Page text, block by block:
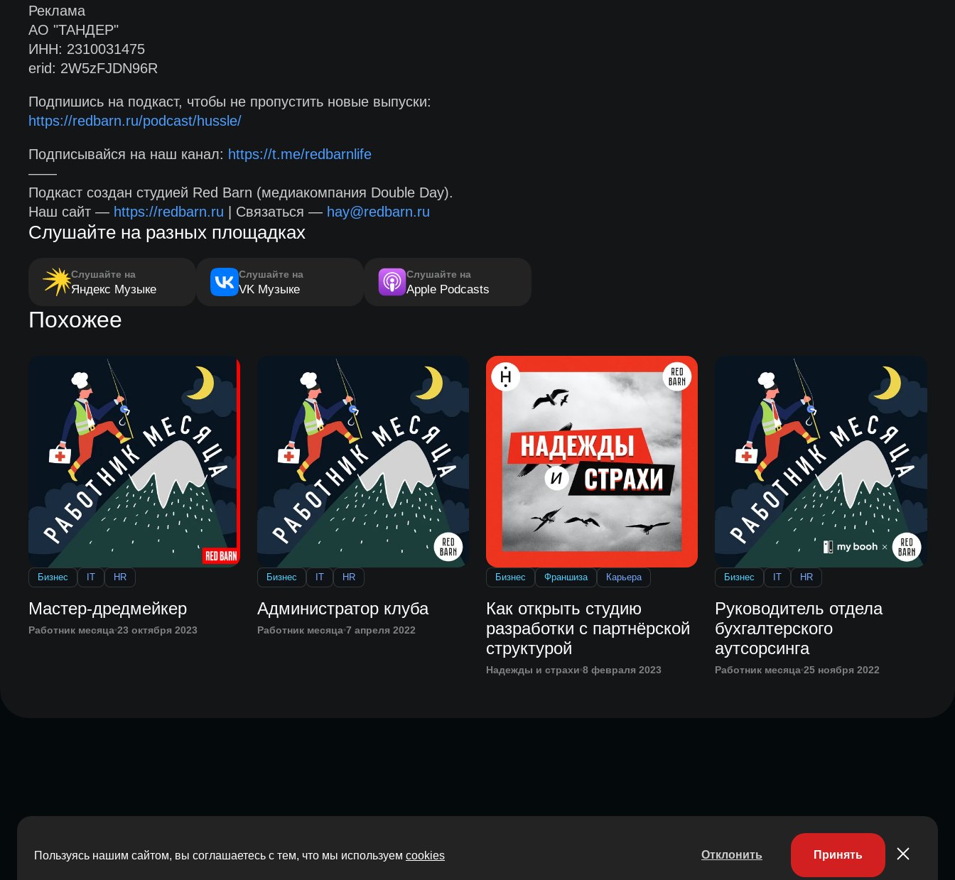
Реклама
АО "ТАНДЕР"
ИНН: 2310031475
erid: 2W5zFJDN96R
Подпишись на подкаст, чтобы не пропустить новые выпуски:
https://redbarn.ru/podcast/hussle/
Подписывайся на наш канал: https://t.me/redbarnlife
——
Подкаст создан студией Red Barn (медиакомпания Double Day).
Наш сайт — https://redbarn.ru | Связаться — hay@redbarn.ru
Слушайте на разных площадках
Слушайте на
Яндекс Музыке
Слушайте на
VK Музыке
Слушайте на
Apple Podcasts
Похожее
Бизнес IT HR
Мастер-дредмейкер
Работник месяца 23 октября 2023
Бизнес IT HR
Администратор клуба
Работник месяца 7 апреля 2022
Бизнес Франшиза Карьера
Как открыть студию
разработки с партнёрской
структурой
Надежды и страхи 8 февраля 2023
Бизнес IT HR
Руководитель отдела
бухгалтерского
аутсорсинга
Работник месяца 25 ноября 2022
Главная
Пользуясь нашим сайтом, вы соглашаетесь с тем, что мы используем cookies Отклонить Принять